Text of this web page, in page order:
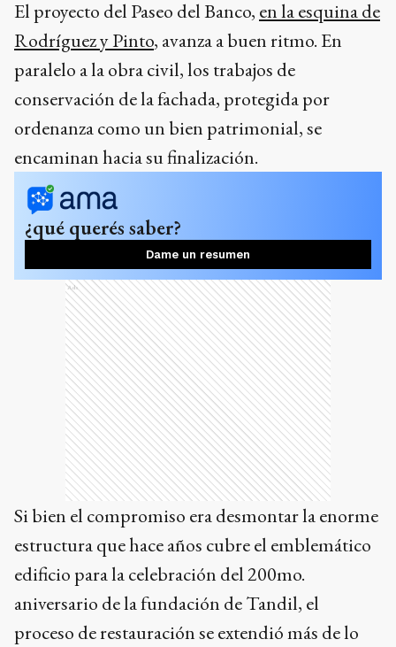
El proyecto del Paseo del Banco, en la esquina de
Rodríguez y Pinto, avanza a buen ritmo. En
paralelo a la obra civil, los trabajos de
conservación de la fachada, protegida por
ordenanza como un bien patrimonial, se
encaminan hacia su finalización.
¿qué querés saber?
Dame un resumen
Ads
Si bien el compromiso era desmontar la enorme
estructura que hace años cubre el emblemático
edificio para la celebración del 200mo.
aniversario de la fundación de Tandil, el
proceso de restauración se extendió más de lo